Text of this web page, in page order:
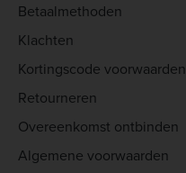
Betaalmethoden
Klachten
Kortingscode voorwaarden
Retourneren
Overeenkomst ontbinden
Algemene voorwaarden